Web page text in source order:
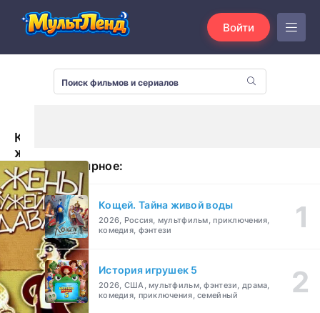
Войти
Как
жены
мужей
продавали
(1972)
Популярное:
Кощей. Тайна живой воды
2026, Россия, мультфильм, приключения,
комедия, фэнтези
История игрушек 5
2026, США, мультфильм, фэнтези, драма,
комедия, приключения, семейный